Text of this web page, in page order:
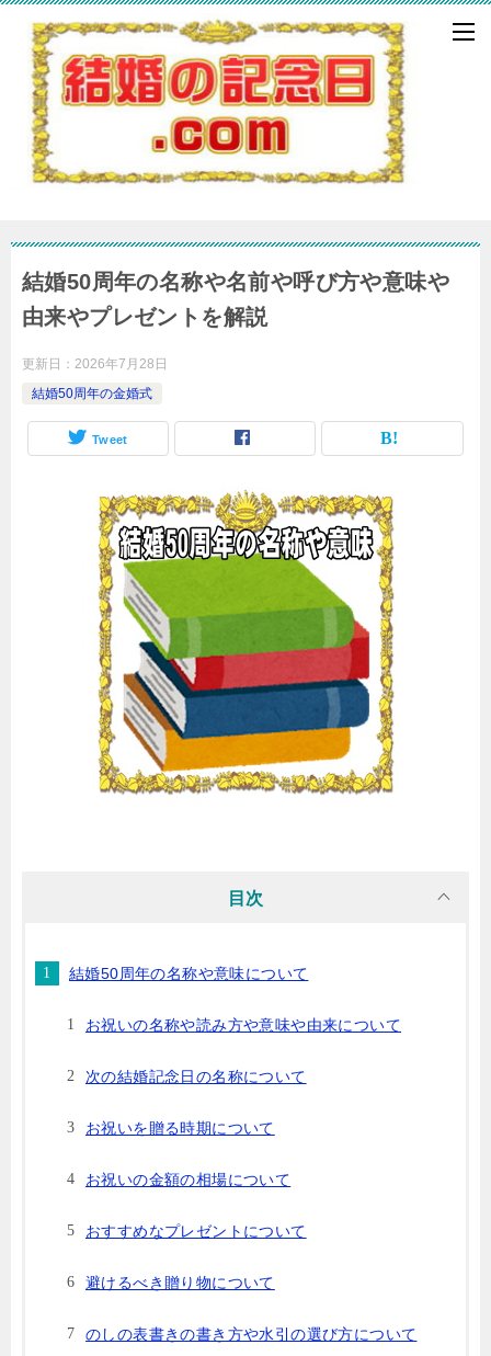
結婚50周年の名称や名前や呼び方や意味や
由来やプレゼントを解説
更新日： 2026年7月28日
結婚50周年の金婚式
Tweet
目次
結婚50周年の名称や意味について
お祝いの名称や読み方や意味や由来について
次の結婚記念日の名称について
お祝いを贈る時期について
お祝いの金額の相場について
おすすめなプレゼントについて
避けるべき贈り物について
のしの表書きの書き方や水引の選び方について